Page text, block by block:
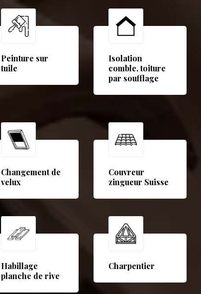
Peinture sur
tuile
Isolation
comble, toiture
par soufflage
Changement de
velux
Couvreur
zingueur Suisse
Habillage
planche de rive
Charpentier